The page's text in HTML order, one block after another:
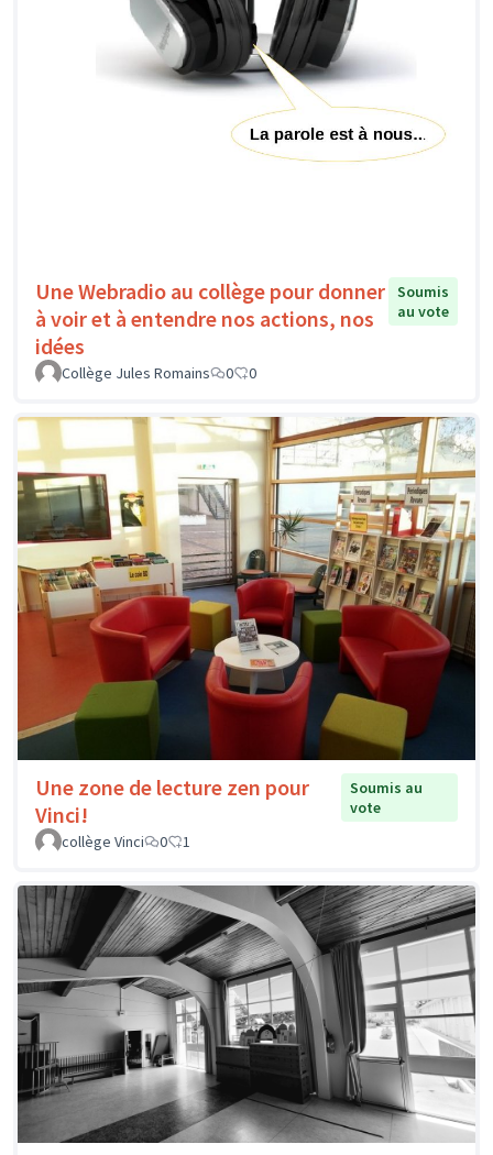
Une Webradio au collège pour donner
à voir et à entendre nos actions, nos
idées
Soumis
au vote
Collège Jules Romains 0 0
Une zone de lecture zen pour
Vinci!
Soumis au
vote
collège Vinci
0 1